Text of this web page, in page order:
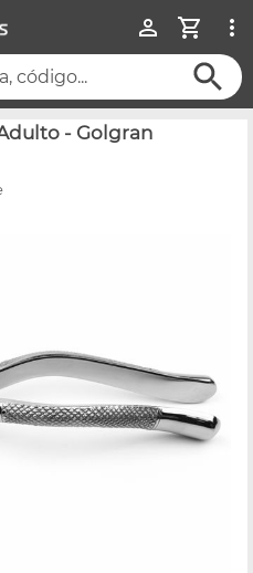
código...
- Golgran